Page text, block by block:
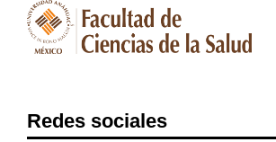
Redes sociales